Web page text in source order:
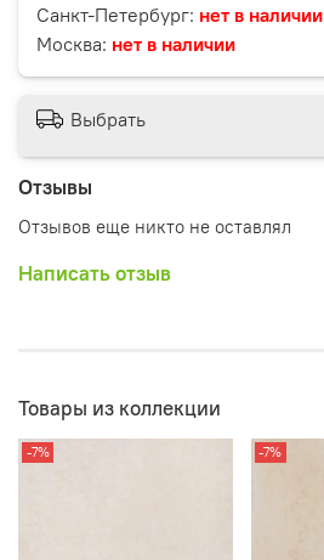
Отзывы
Отзывов еще никто не оставлял
Написать отзыв
Санкт-Петербург: нет в наличии
Москва: нет в наличии
Выбрать
Товары из коллекции
-7% -7%